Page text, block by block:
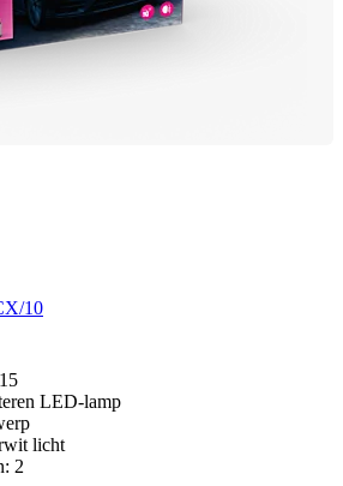
10
LED-lamp
licht
2